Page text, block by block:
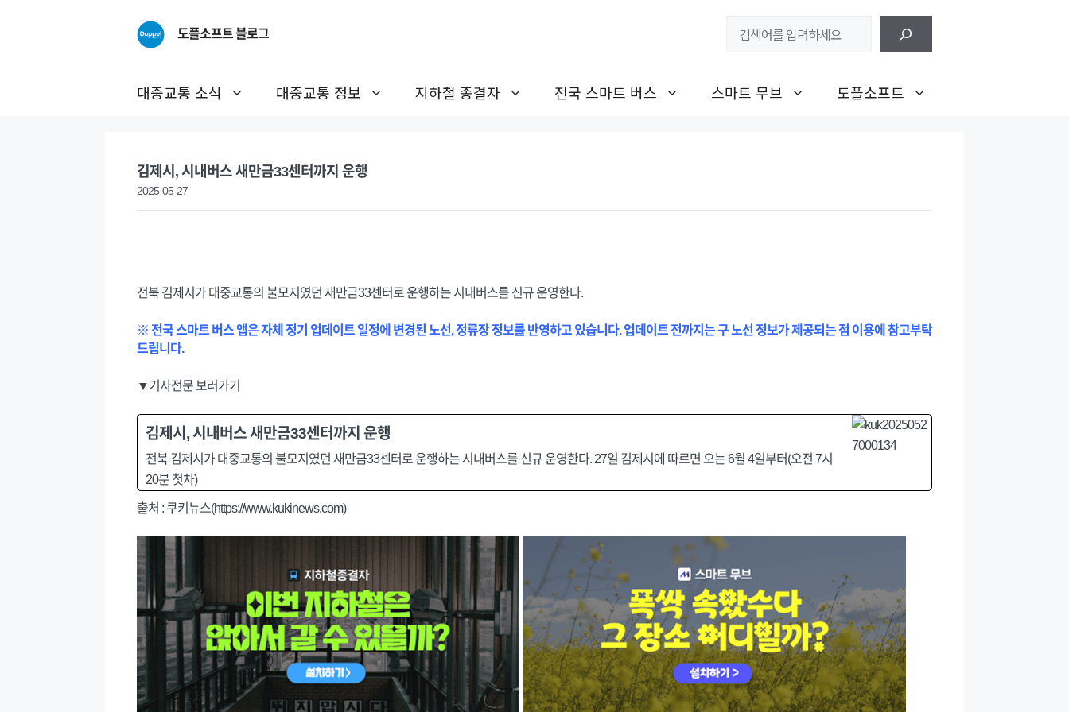
도플소프트 블로그
대중교통 소식 대중교통 정보 지하철 종결자 전국 스마트 버스 스마트 무브 도플소프트
김제시, 시내버스 새만금33센터까지 운행
2025-05-27
전북 김제시가 대중교통의 불모지였던 새만금33센터로 운행하는 시내버스를 신규 운영한다.
※ 전국 스마트 버스 앱은 자체 정기 업데이트 일정에 변경된 노선, 정류장 정보를 반영하고 있습니다. 업데이트 전까지는 구 노선 정보가 제공되는 점 이용에 참고부탁
드립니다.
▼기사전문 보러가기
김제시, 시내버스 새만금33센터까지 운행
전북 김제시가 대중교통의 불모지였던 새만금33센터로 운행하는 시내버스를 신규 운영한다. 27일 김제시에 따르면 오는 6월 4일부터(오전 7시
20분 첫차)
출처 : 쿠키뉴스(https://www.kukinews.com)